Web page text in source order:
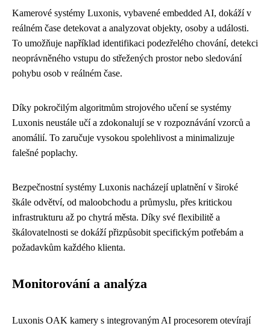
Kamerové systémy Luxonis, vybavené embedded AI, dokáží v
reálném čase detekovat a analyzovat objekty, osoby a události.
To umožňuje například identifikaci podezřelého chování, detekci
neoprávněného vstupu do střežených prostor nebo sledování
pohybu osob v reálném čase.
Díky pokročilým algoritmům strojového učení se systémy
Luxonis neustále učí a zdokonalují se v rozpoznávání vzorců a
anomálií. To zaručuje vysokou spolehlivost a minimalizuje
falešné poplachy.
Bezpečnostní systémy Luxonis nacházejí uplatnění v široké
škále odvětví, od maloobchodu a průmyslu, přes kritickou
infrastrukturu až po chytrá města. Díky své flexibilitě a
škálovatelnosti se dokáží přizpůsobit specifickým potřebám a
požadavkům každého klienta.
Monitorování a analýza
Luxonis OAK kamery s integrovaným AI procesorem otevírají